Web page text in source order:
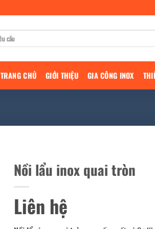
TRANG CHỦ GIỚI THIỆU GIA CÔNG INOX
Nồi lẩu inox quai tròn
Liên hệ